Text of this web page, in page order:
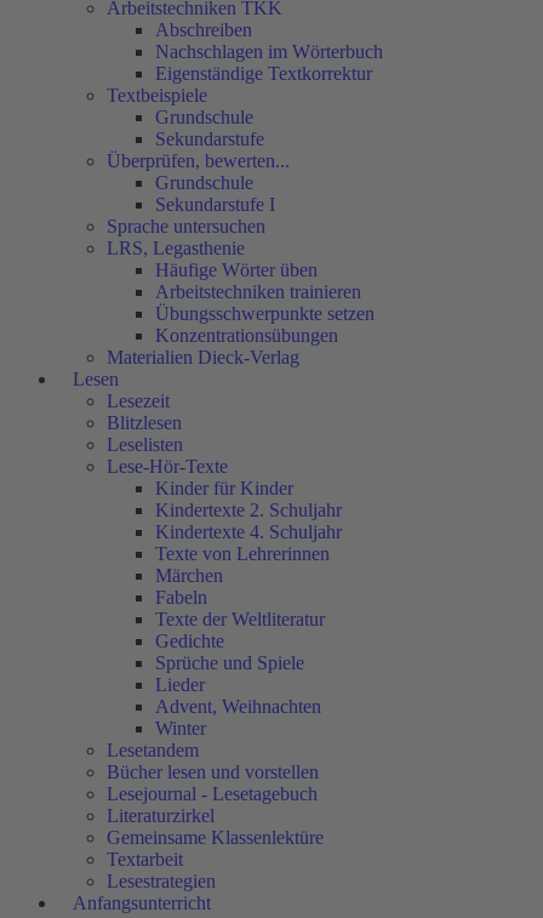
Arbeitstechniken TKK
Abschreiben
Nachschlagen im Wörterbuch
Eigenständige Textkorrektur
Textbeispiele
Grundschule
Sekundarstufe
Überprüfen, bewerten...
Grundschule
Sekundarstufe I
Sprache untersuchen
LRS, Legasthenie
Häufige Wörter üben
Arbeitstechniken trainieren
Übungsschwerpunkte setzen
Konzentrationsübungen
Materialien Dieck-Verlag
Lesen
Lesezeit
Blitzlesen
Leselisten
Lese-Hör-Texte
Kinder für Kinder
Kindertexte 2. Schuljahr
Kindertexte 4. Schuljahr
Texte von Lehrerinnen
Märchen
Fabeln
Texte der Weltliteratur
Gedichte
Sprüche und Spiele
Lieder
Advent, Weihnachten
Winter
Lesetandem
Bücher lesen und vorstellen
Lesejournal - Lesetagebuch
Literaturzirkel
Gemeinsame Klassenlektüre
Textarbeit
Lesestrategien
Anfangsunterricht